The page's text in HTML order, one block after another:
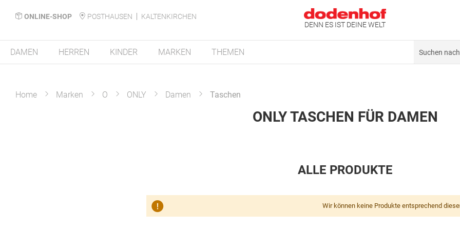
ONLINE-SHOP POSTHAUSEN
KALTENKIRCHEN
DENN ES IST DEINE WELT
DAMEN HERREN KINDER MARKEN THEMEN
Home Marken O ONLY Damen Taschen
ONLY TASCHEN FÜR DAMEN
ALLE PRODUKTE
Wir können keine Produkte entsprechend